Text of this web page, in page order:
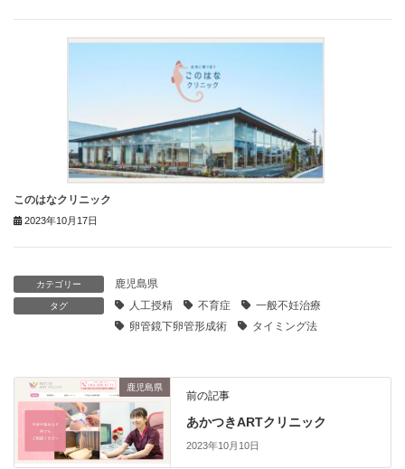
このはなクリニック
2023年10月17日
カテゴリー 鹿児島県
タグ 人工授精 不育症
一般不妊治療
卵管鏡下卵管形成術
タイミング法
鹿児島県
前の記事
あかつきARTクリニック
2023年10月10日